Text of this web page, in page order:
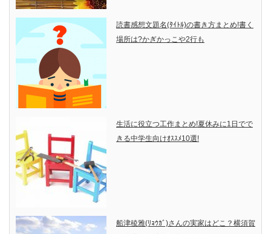
読書感想文題名(ﾀｲﾄﾙ)の書き方まとめ!書く
場所は?かぎかっこや2行も
生活に役立つ工作まとめ!夏休みに1日でで
きる中学生向けｵｽｽﾒ10選!
船津稜雅(ﾘｮｳｶﾞ)さんの実家はどこ？横須賀